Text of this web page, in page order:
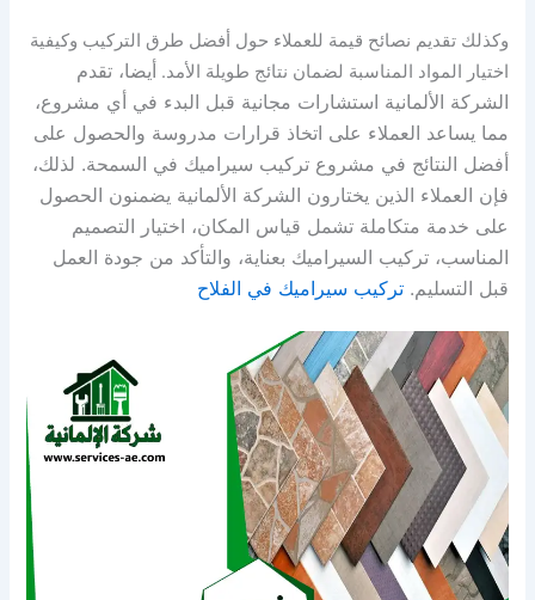
وكذلك تقديم نصائح قيمة للعملاء حول أفضل طرق التركيب وكيفية
اختيار المواد المناسبة لضمان نتائج طويلة الأمد. أيضا، تقدم
الشركة الألمانية استشارات مجانية قبل البدء في أي مشروع،
مما يساعد العملاء على اتخاذ قرارات مدروسة والحصول على
أفضل النتائج في مشروع تركيب سيراميك في السمحة. لذلك،
فإن العملاء الذين يختارون الشركة الألمانية يضمنون الحصول
على خدمة متكاملة تشمل قياس المكان، اختيار التصميم
المناسب، تركيب السيراميك بعناية، والتأكد من جودة العمل
قبل التسليم.تركيب سيراميك في الفلاح